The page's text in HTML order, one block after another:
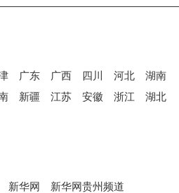
广东 广西 四川 河北
湖南
新疆 江苏 安徽 浙江
湖北
新华网
新华网贵州频道